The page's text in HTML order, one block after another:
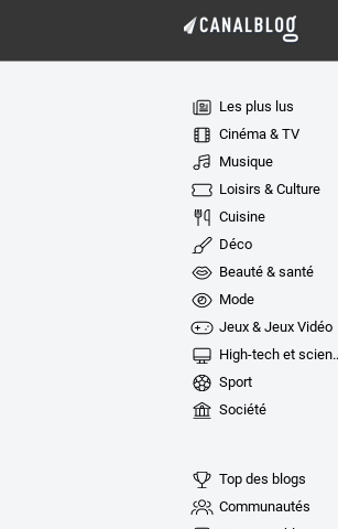
Les plus lus
Cinéma & TV
Musique
Loisirs & Culture
Cuisine
Déco
Beauté & santé
Mode
Jeux & Jeux Vidéo
High-tech et sciences
Sport
Société
Top des blogs
Communautés